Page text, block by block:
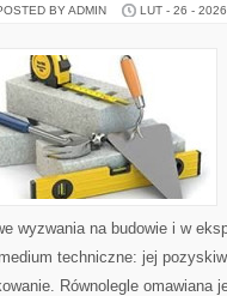
BY ADMIN LUT - 26 - 2026
wyzwania na budowie i w
techniczne: jej
Równolegle omawiana